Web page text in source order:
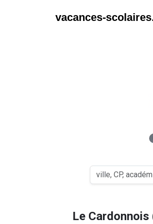
vacances-
Le